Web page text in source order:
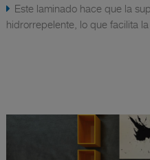
Este laminado hace que la
hidrorrepelente, lo que facilita